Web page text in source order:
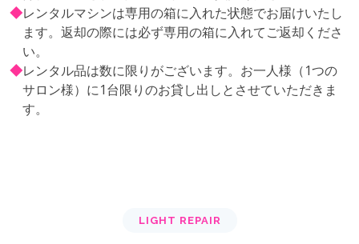
◆レンタルマシンは専用の箱に入れた状態でお届けいたし
ます。返却の際には必ず専用の箱に入れてご返却くださ
い。
◆レンタル品は数に限りがございます。お一人様（1つの
サロン様）に1台限りのお貸し出しとさせていただきま
す。
LIGHT REPAIR